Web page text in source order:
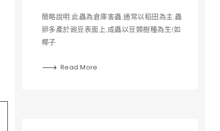
簡略說明:此蟲為倉庫害蟲,通常以稻田為主,蟲
卵多產於豌豆表面上,成蟲以豆類樹種為生(如
椰子
Read More